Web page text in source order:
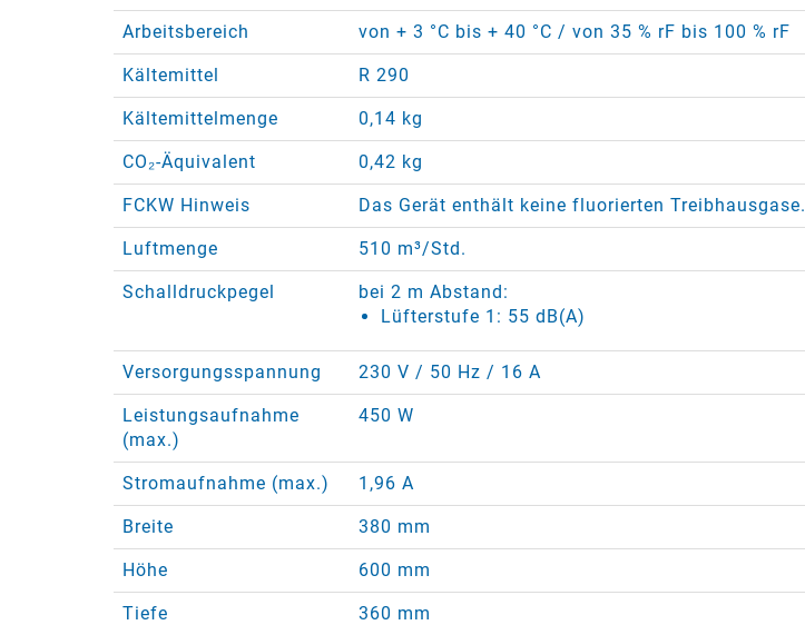
Arbeitsbereich von + 3 °C bis + 40 °C / von 35 % rF bis 100 % rF
Kältemittel R 290
Kältemittelmenge 0,14 kg
CO₂-Äquivalent 0,42 kg
FCKW Hinweis Das Gerät enthält keine fluorierten Treibhausgase.
Luftmenge 510 m³/Std.
Schalldruckpegel
bei 2 m Abstand:
Lüfterstufe 1: 55 dB(A)
Versorgungsspannung 230 V / 50 Hz / 16 A
Leistungsaufnahme
(max.)
450 W
Stromaufnahme (max.) 1,96 A
Breite 380 mm
Höhe 600 mm
Tiefe 360 mm